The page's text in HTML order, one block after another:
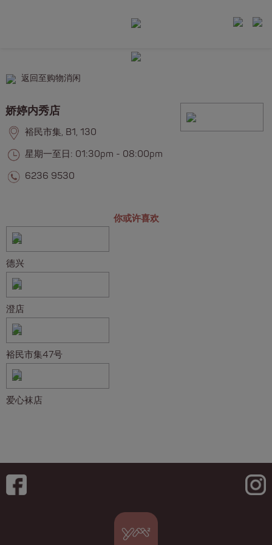
返回至购物消闲
娇婷内秀店
裕民市集, B1, 130
星期一至日: 01:30pm - 08:00pm
6236 9530
你或许喜欢
德兴
澄店
裕民市集47号
爱心袜店